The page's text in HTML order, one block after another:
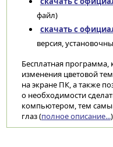
файл)
скачать с
версия,
Бесплатная программа,
изменения цветовой
на экране ПК, а также
о необходимости
компьютером, тем
глаз (полное описание...)